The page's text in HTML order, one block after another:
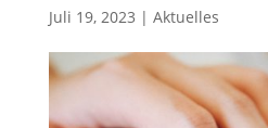
Juli 19, 2023 | Aktuelles